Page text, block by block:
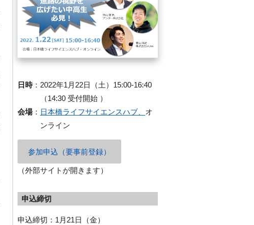
日時： 2022年1月22日（土）15:00-16:40
（14:30 受付開始 ）
会場： 日本橋ライフサイエンスハブ、 オ
ンライン
参加申込（要事前登録）
（外部サイトが開きます）
申込締切
申込締切：1月21日（金）